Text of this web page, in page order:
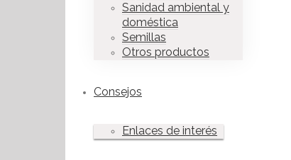
Sanidad ambiental y
doméstica
Semillas
Otros productos
Consejos
Enlaces de interés